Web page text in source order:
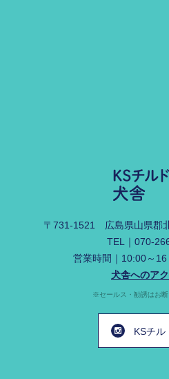
〒731-1521 広島県山県郡
TEL｜ 070-
営業時間｜10:00～
犬舎へのア
※セールス・勧誘はお
KSチル